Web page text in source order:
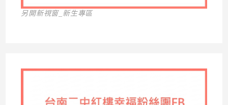
另開新視窗_新生專區